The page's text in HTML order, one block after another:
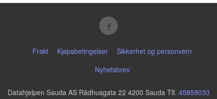
Frakt Kjøpsbetingelser
Sikkerhet og personvern
Nyhetsbrev
Datahjelpen Sauda AS Rådhusgata 22 4200 Sauda Tlf. 45859033